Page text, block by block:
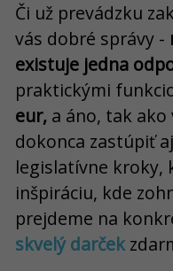
Či už prevádzku
vás dobré správy -
existuje jedna
praktickými
eur, a áno, tak
dokonca zastúpiť
legislatívne kroky,
inšpiráciu, kde
prejdeme na
skvelý darček